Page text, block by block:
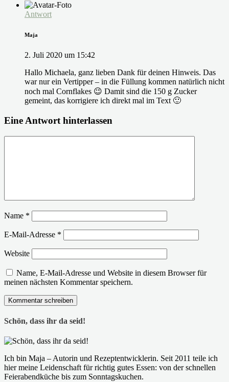
Antwort
Maja
2. Juli 2020 um 15:42
Hallo Michaela, ganz lieben Dank für deinen Hinweis. Das
war nur ein Vertipper – in die Füllung kommen natürlich nicht
noch mal Cornflakes 😉 Damit sind die 150 g Zucker
gemeint, das korrigiere ich direkt mal im Text 🙂
Eine Antwort hinterlassen
Name *
E-Mail-Adresse *
Website
Name, E-Mail-Adresse und Website in diesem Browser für
meinen nächsten Kommentar speichern.
Schön, dass ihr da seid!
Ich bin Maja – Autorin und Rezeptentwicklerin. Seit 2011 teile ich
hier meine Leidenschaft für richtig gutes Essen: von der schnellen
Feierabendküche bis zum Sonntagskuchen.